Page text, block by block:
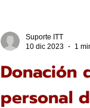
Donación
personal
Suporte ITT
10 dic 2023
1